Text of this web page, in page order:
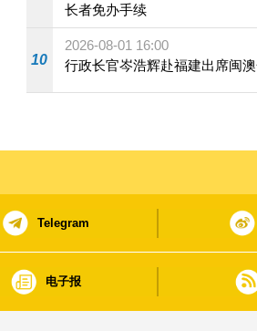
长者免办手续
10
2026-08-01 16:00
行政长官岑浩辉赴福建出席闽
Telegram
电子报